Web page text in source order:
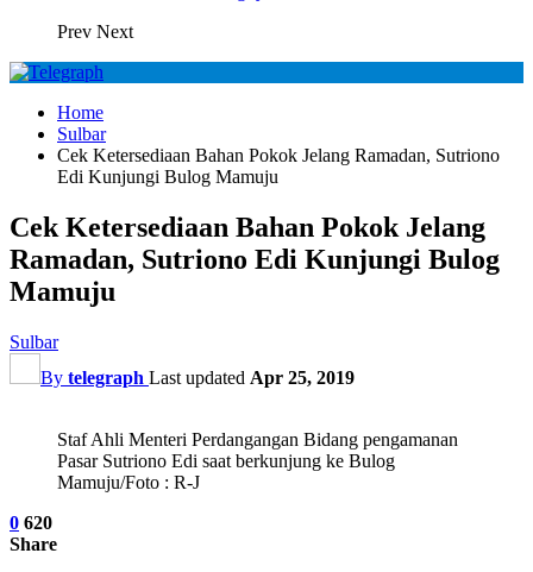
Prev Next
Home
Sulbar
Cek Ketersediaan Bahan Pokok Jelang Ramadan, Sutriono
Edi Kunjungi Bulog Mamuju
Cek Ketersediaan Bahan Pokok Jelang
Ramadan, Sutriono Edi Kunjungi Bulog
Mamuju
Sulbar
By telegraph Last updated Apr 25, 2019
Staf Ahli Menteri Perdangangan Bidang pengamanan
Pasar Sutriono Edi saat berkunjung ke Bulog
Mamuju/Foto : R-J
0 620
Share